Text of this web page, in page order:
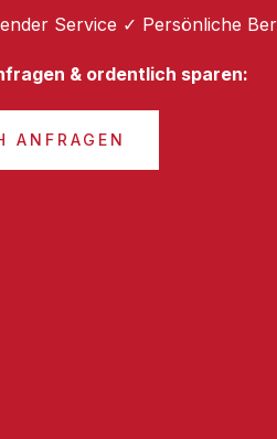
Service ✓ Persönliche
& ordentlich sparen:
ANFRAGEN